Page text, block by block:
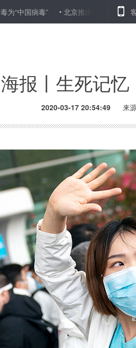
北京推出复工复产企业疫情防控综合保险
海报丨生死记忆
2020-03-17 20:54:49 来